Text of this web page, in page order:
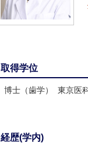
取得学位
博士（歯学） 東京医
経歴(学内)